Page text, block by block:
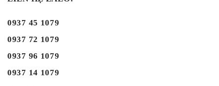
0937 45 1079
0937 72 1079
0937 96 1079
0937 14 1079